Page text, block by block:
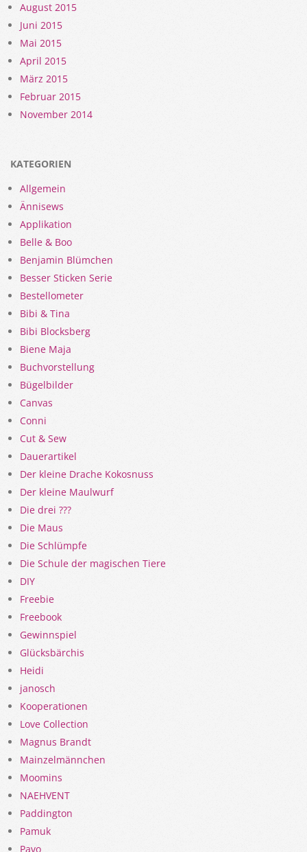
August 2015
Juni 2015
Mai 2015
April 2015
März 2015
Februar 2015
November 2014
KATEGORIEN
Allgemein
Ännisews
Applikation
Belle & Boo
Benjamin Blümchen
Besser Sticken Serie
Bestellometer
Bibi & Tina
Bibi Blocksberg
Biene Maja
Buchvorstellung
Bügelbilder
Canvas
Conni
Cut & Sew
Dauerartikel
Der kleine Drache Kokosnuss
Der kleine Maulwurf
Die drei ???
Die Maus
Die Schlümpfe
Die Schule der magischen Tiere
DIY
Freebie
Freebook
Gewinnspiel
Glücksbärchis
Heidi
janosch
Kooperationen
Love Collection
Magnus Brandt
Mainzelmännchen
Moomins
NAEHVENT
Paddington
Pamuk
Pavo